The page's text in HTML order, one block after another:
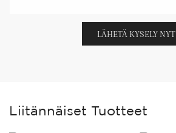
LÄHETÄ KYSELY NYT
Liitännäiset Tuotteet